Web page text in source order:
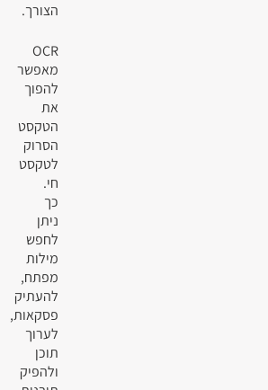
הצורך.
OCR
מאפשר
להפוך
את
הטקסט
הסרוק
לטקסט
חי.
כך
ניתן
לחפש
מילות
מפתח,
להעתיק
פסקאות,
לערוך
תוכן
ולהפיק